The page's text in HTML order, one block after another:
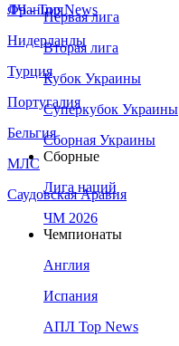
Франция
Нидерланды
Турция
Португалия
Бельгия
МЛС
Саудовская Аравия
ЛЧ - Top News
Первая лига
Вторая лига
Кубок Украины
Суперкубок Украины
Сборная Украины
Сборные
Лига наций
ЧМ 2026
Чемпионаты
Англия
Испания
АПЛ Top News